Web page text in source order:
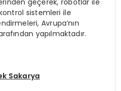
sistemleri ile
Avrupa’nın
yapılmaktadır.
Sakarya